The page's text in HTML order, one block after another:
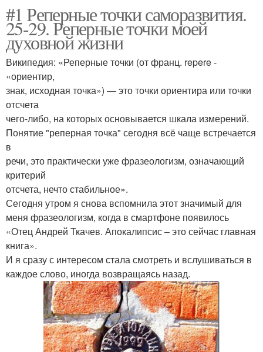
#1 Реперные точки саморазвития.
25-29. Реперные точки моей
духовной жизни
Википедия: «Реперные точки (от франц. repere -
«ориентир,
знак, исходная точка») — это точки ориентира или точки
отсчета
чего-либо, на которых основывается шкала измерений.
Понятие "реперная точка" сегодня всё чаще встречается
в
речи, это практически уже фразеологизм, означающий
критерий
отсчета, нечто стабильное».
Сегодня утром я снова вспомнила этот значимый для
меня фразеологизм, когда в смартфоне появилось
«Отец Андрей Ткачев. Апокалипсис – это сейчас главная
книга».
И я сразу с интересом стала смотреть и вслушиваться в
каждое слово, иногда возвращаясь назад.